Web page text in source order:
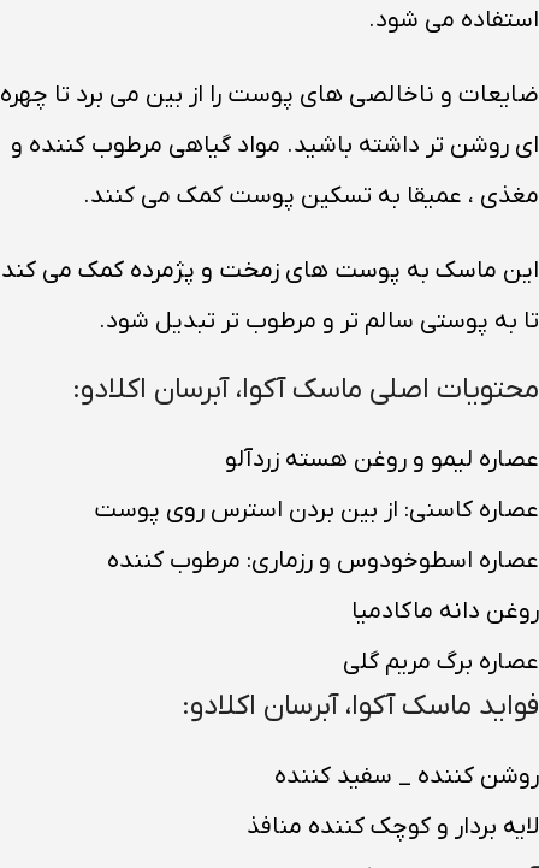
استفاده می شود.
ضایعات و ناخالصی های پوست را از بین می برد تا چهره
ای روشن تر داشته باشید. مواد گیاهی مرطوب کننده و
مغذی ، عمیقا به تسکین پوست کمک می کنند.
این ماسک به پوست های زمخت و پژمرده کمک می کند
تا به پوستی سالم تر و مرطوب تر تبدیل شود.
محتویات اصلی ماسک آکوا، آبرسان اکلادو:
عصاره لیمو و روغن هسته زردآلو
عصاره کاسنی: از بین بردن استرس روی پوست
عصاره اسطوخودوس و رزماری: مرطوب کننده
روغن دانه ماکادمیا
عصاره برگ مریم گلی
فواید ماسک آکوا، آبرسان اکلادو:
روشن کننده _ سفید کننده
لایه بردار و کوچک کننده منافذ